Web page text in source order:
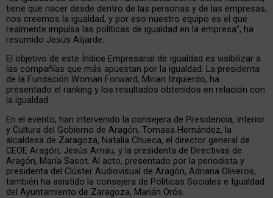
tiene que nacer desde dentro de las personas y de las empresas,
nos creemos la igualdad, y por eso nuestro equipo es el que
realmente impulsa las políticas de igualdad en la empresa”, ha
resumido Jesús Alijarde.
El objetivo de este Índice Empresarial de Igualdad es visibilizar a
las compañías que más apuestan por la igualdad. La presidenta
de la Fundación Woman Forward, Mirian Izquierdo, ha
presentado el ranking y los resultados obtenidos en relación con
la igualdad.
En el evento, han intervenido la consejera de Presidencia, Interior
y Cultura del Gobierno de Aragón, Tomasa Hernández, la
alcaldesa de Zaragoza, Natalia Chueca, el director general de
CEOE Aragón, Jesús Arnau, y la presidenta de Directivas de
Aragón, María Sasot. Al acto, presentado por la periodista y
presidenta del Clúster Audiovisual de Aragón, Adriana Oliveros,
también ha asistido la consejera de Políticas Sociales e Igualdad
del Ayuntamiento de Zaragoza, Marián Orós.